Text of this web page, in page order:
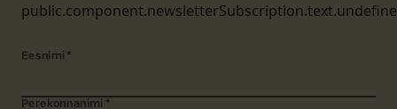
Eesnimi *
Perekonnanimi *